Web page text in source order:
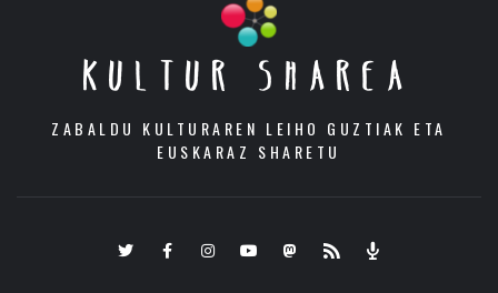
KULTUR SHAREA
ZABALDU KULTURAREN LEIHO GUZTIAK ETA
EUSKARAZ SHARETU
TwitterFacebookInstagramYoutubeMastodon.eus
RSS Podcast